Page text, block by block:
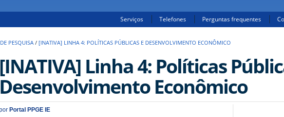
Serviços Telefones Perguntas frequentes
PESQUISA / [INATIVA] LINHA 4: POLÍTICAS PÚBLICAS E DESENVOLVIMENTO ECONÔMICO
[INATIVA] Linha 4: Políticas
Desenvolvimento Econômico
Portal PPGE IE